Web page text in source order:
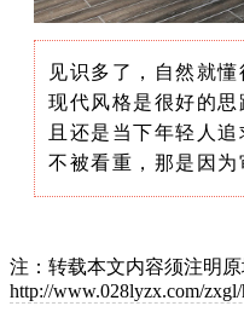
见识多了，自然就
现代风格是很好的
且还是当下年轻人
不被看重，那是因为
注：转载本文内容须注明
http://www.028lyzx.com/